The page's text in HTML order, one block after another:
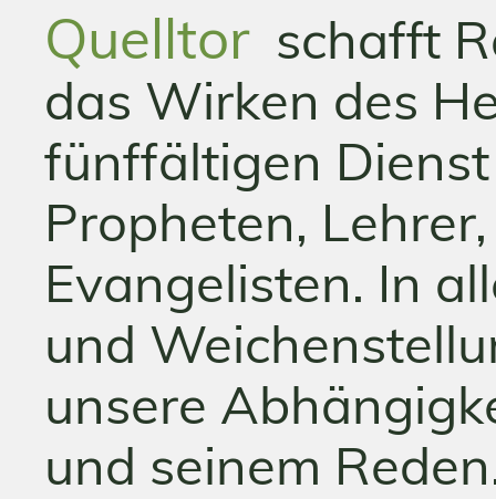
Quelltorschafft
das Wirken des
fünffältigen
Propheten,
Evangelisten. In
und
unsere
und seinem